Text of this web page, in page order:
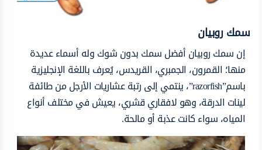
سمك روبيان
إن سمك روبيان أفضل سمك بدون شوك وله أسماء عديدة
منها؛ القمرون، الجمبري، القريدس، يُعرف باللغة الإنجليزية
باسم”razorfish”، ينتمي إلى رتبة عشاريات الأرجل من طائفة
لينات الدرقة، وهو لافقاري قشري، يعيش في مختلف أنواع
المياه، سواء كانت عذبة أو مالحة.